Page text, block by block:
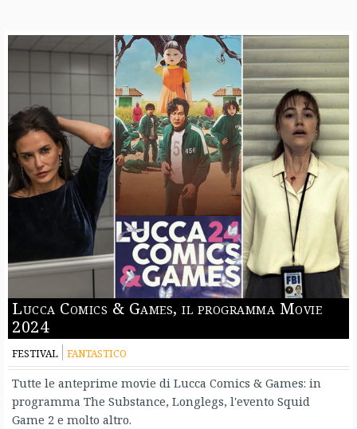
Lucca Comics & Games, il programma Movie
2024
FESTIVAL FANTASTICO
Tutte le anteprime movie di Lucca Comics & Games: in
programma The Substance, Longlegs, l'evento Squid
Game 2 e molto altro.